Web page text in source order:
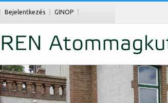
Bejelentkezés GINOP